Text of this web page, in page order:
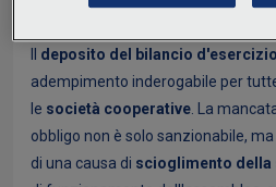
Obblighi e scadenze per la
deposito del bilancio d'esercizio
adempimento inderogabile per
le società cooperative . La
obbligo non è solo sanzionabile,
di una causa di scioglimento della